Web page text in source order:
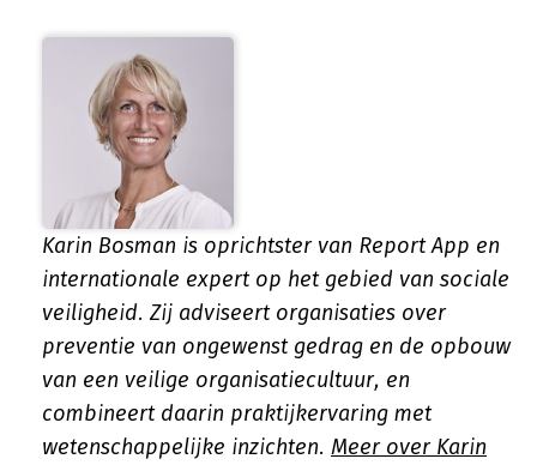
Karin Bosman is oprichtster van Report App en
internationale expert op het gebied van sociale
veiligheid. Zij adviseert organisaties over
preventie van ongewenst gedrag en de opbouw
van een veilige organisatiecultuur, en
combineert daarin praktijkervaring met
wetenschappelijke inzichten. Meer over Karin